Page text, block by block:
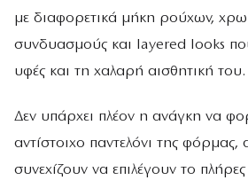
με διαφορετικά μήκη ρούχων,
συνδυασμούς και layered looks
υφές και τη χαλαρή αισθητική του.
Δεν υπάρχει πλέον η ανάγκη να
αντίστοιχο παντελόνι της φόρμας,
συνεχίζουν να επιλέγουν το